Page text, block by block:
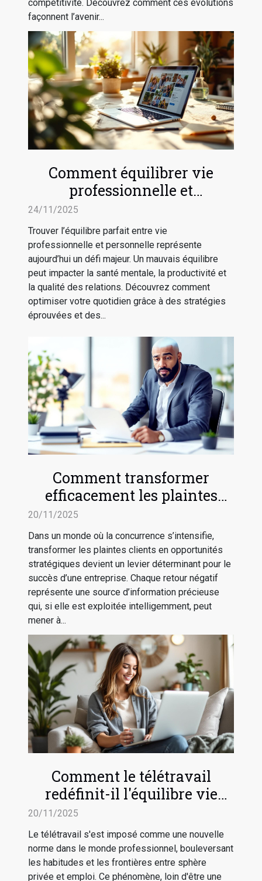
compétitivité. Découvrez comment ces évolutions
façonnent l’avenir...
Comment équilibrer vie
professionnelle et
personnelle efficacement ?
24/11/2025
Trouver l’équilibre parfait entre vie
professionnelle et personnelle représente
aujourd’hui un défi majeur. Un mauvais équilibre
peut impacter la santé mentale, la productivité et
la qualité des relations. Découvrez comment
optimiser votre quotidien grâce à des stratégies
éprouvées et des...
Comment transformer
efficacement les plaintes
clients en avancées
stratégiques ?
20/11/2025
Dans un monde où la concurrence s’intensifie,
transformer les plaintes clients en opportunités
stratégiques devient un levier déterminant pour le
succès d’une entreprise. Chaque retour négatif
représente une source d’information précieuse
qui, si elle est exploitée intelligemment, peut
mener à...
Comment le télétravail
redéfinit-il l'équilibre vie
professionnelle-vie privée ?
20/11/2025
Le télétravail s'est imposé comme une nouvelle
norme dans le monde professionnel, bouleversant
les habitudes et les frontières entre sphère
privée et emploi. Ce phénomène, loin d'être une